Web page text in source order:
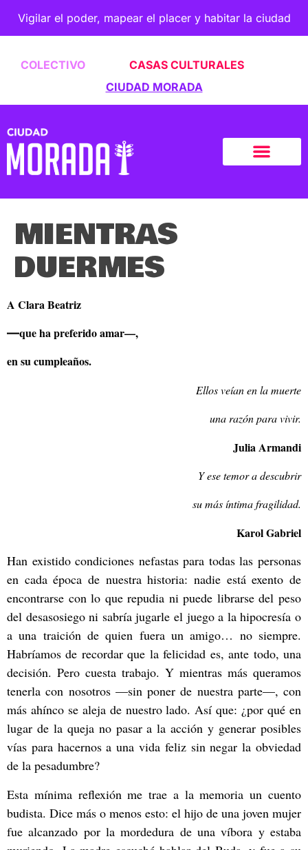
Vigilar el poder, mapear el placer y habitar la ciudad
COLECTIVO
CASAS CULTURALES
CIUDAD MORADA
MIENTRAS
DUERMES
A Clara Beatriz
—que ha preferido amar—,
en su cumpleaños.
Ellos veían en la muerte
una razón para vivir.
Julia Armandi
Y ese temor a descubrir
su más íntima fragilidad.
Karol Gabriel
Han existido condiciones nefastas para todas las personas
en cada época de nuestra historia: nadie está exento de
encontrarse con lo que repudia ni puede librarse del peso
del desasosiego ni sabría jugarle el juego a la hipocresía o
a una traición de quien fuera un amigo… no siempre.
Habríamos de recordar que la felicidad es, ante todo, una
decisión. Pero cuesta trabajo. Y mientras más queramos
tenerla con nosotros —sin poner de nuestra parte—, con
más ahínco se aleja de nuestro lado. Así que: ¿por qué en
lugar de la queja no pasar a la acción y generar posibles
vías para hacernos a una vida feliz sin negar la obviedad
de la pesadumbre?
Esta mínima reflexión me trae a la memoria un cuento
budista. Dice más o menos esto: el hijo de una joven mujer
fue alcanzado por la mordedura de una víbora y estaba